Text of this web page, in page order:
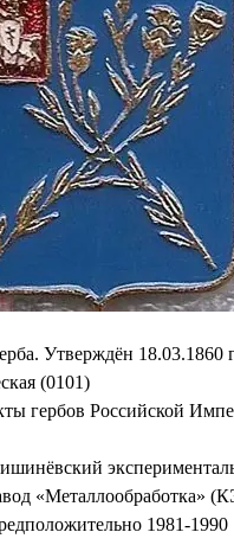
Утверждён 18.03.1860
(0101)
гербов Российской
«Металлообработка»
1981-1990